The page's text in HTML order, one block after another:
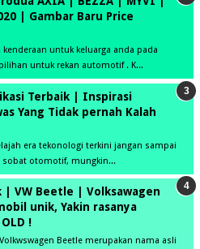
| Gambar Baru Price
untuk keluarga anda pada
untuk rekan automotif . K...
Terbaik | Inspirasi
Yang Tidak pernah Kalah
era tekonologi terkini jangan sampai
otomotif, mungkin...
| VW Beetle | Volksawagen
unik, Yakin rasanya
!
Beetle merupakan nama asli